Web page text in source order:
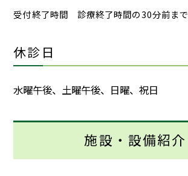
受付終了時間 診療終了時間の30分前まで
休診日
水曜午後、土曜午後、日曜、祝日
施設・設備紹介